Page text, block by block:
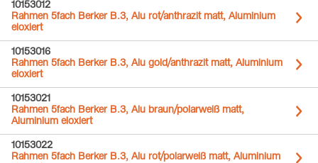
10153012
Rahmen 5fach Berker B.3, Alu rot/anthrazit matt, Aluminium
eloxiert
10153016
Rahmen 5fach Berker B.3, Alu gold/anthrazit matt, Aluminium
eloxiert
10153021
Rahmen 5fach Berker B.3, Alu braun/polarweiß matt,
Aluminium eloxiert
10153022
Rahmen 5fach Berker B.3, Alu rot/polarweiß matt, Aluminium